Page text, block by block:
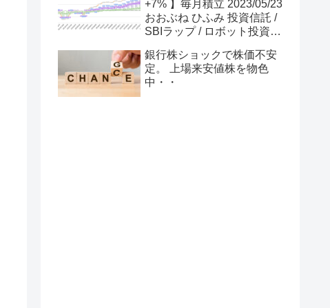
+7% 】毎月積立 2023/05/23
おおぶね ひふみ 投資信託 /
SBIラップ / ロボット投資
上がれば下がる場合も セル
インメイ リセッション懸念
はいつ影響？
銀行株ショックで株価不安
定。 上場来安値株を物色
中・・